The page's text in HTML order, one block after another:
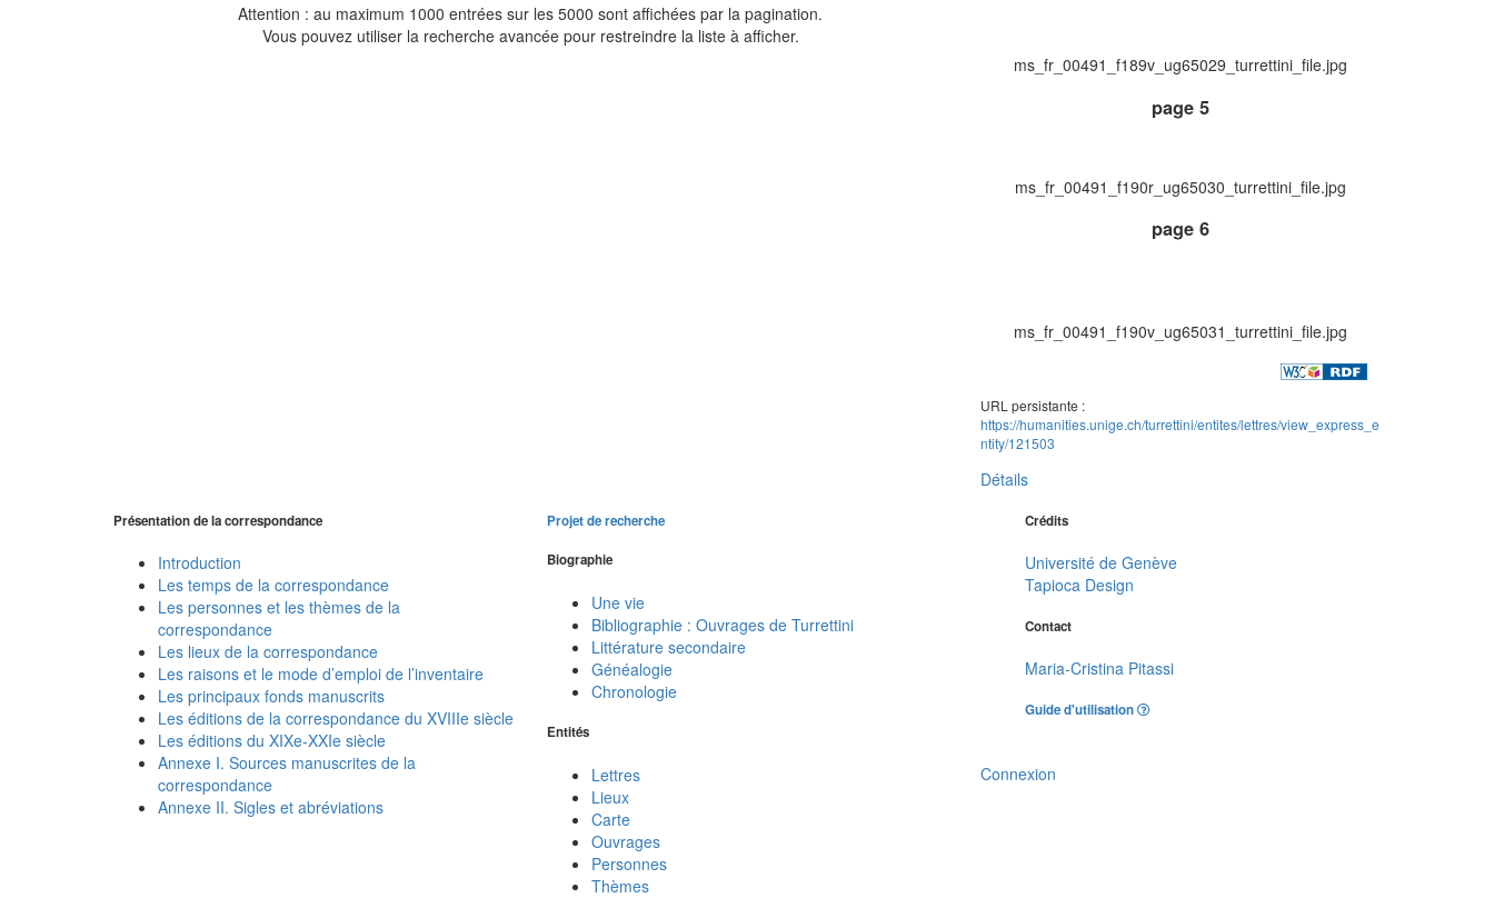
Attention : au maximum 1000 entrées sur les 5000 sont affichées par la pagination.
Vous pouvez utiliser la recherche avancée pour restreindre la liste à afficher.
ms_fr_00491_f189v_ug65029_turrettini_file.jpg
page 5
ms_fr_00491_f190r_ug65030_turrettini_file.jpg
page 6
ms_fr_00491_f190v_ug65031_turrettini_file.jpg
URL persistante :
https://humanities.unige.ch/turrettini/entites/lettres/view_express_e
ntity/121503
Détails
Présentation de la correspondance
Introduction
Les temps de la correspondance
Les personnes et les thèmes de la
correspondance
Les lieux de la correspondance
Les raisons et le mode d’emploi de l’inventaire
Les principaux fonds manuscrits
Les éditions de la correspondance du XVIIIe siècle
Les éditions du XIXe-XXIe siècle
Annexe I. Sources manuscrites de la
correspondance
Annexe II. Sigles et abréviations
Projet de recherche
Biographie
Une vie
Bibliographie : Ouvrages de Turrettini
Littérature secondaire
Généalogie
Chronologie
Entités
Lettres
Lieux
Carte
Ouvrages
Personnes
Thèmes
Crédits
Université de Genève
Tapioca Design
Contact
Maria-Cristina Pitassi
Guide d'utilisation
Connexion